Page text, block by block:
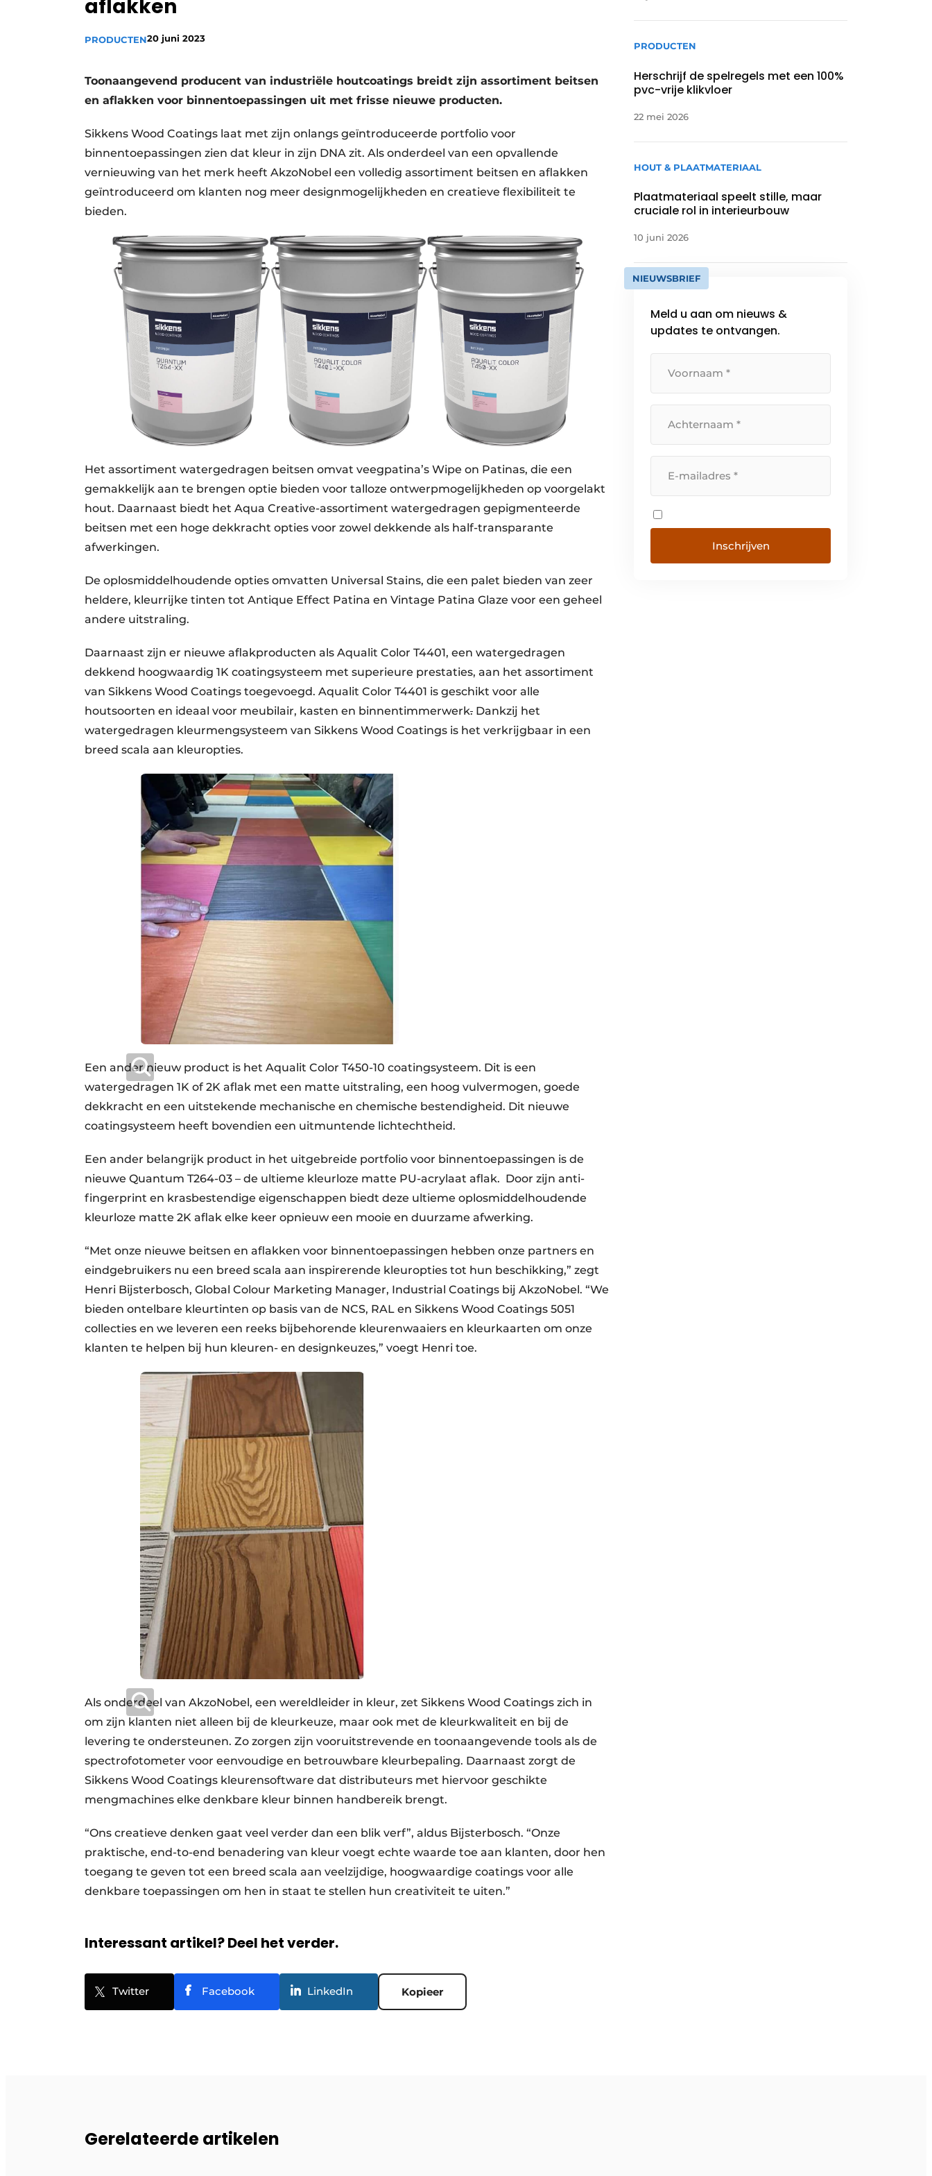
Vacatures
Video’s
aflakken
PRODUCTEN20 juni 2023
Toonaangevend producent van industriële houtcoatings breidt zijn assortiment beitsen
en aflakken voor binnentoepassingen uit met frisse nieuwe producten.
Sikkens Wood Coatings laat met zijn onlangs geïntroduceerde portfolio voor
binnentoepassingen zien dat kleur in zijn DNA zit. Als onderdeel van een opvallende
vernieuwing van het merk heeft AkzoNobel een volledig assortiment beitsen en aflakken
geïntroduceerd om klanten nog meer designmogelijkheden en creatieve flexibiliteit te
bieden.
Het assortiment watergedragen beitsen omvat veegpatina’s Wipe on Patinas, die een
gemakkelijk aan te brengen optie bieden voor talloze ontwerpmogelijkheden op voorgelakt
hout. Daarnaast biedt het Aqua Creative-assortiment watergedragen gepigmenteerde
beitsen met een hoge dekkracht opties voor zowel dekkende als half-transparante
afwerkingen.
De oplosmiddelhoudende opties omvatten Universal Stains, die een palet bieden van zeer
heldere, kleurrijke tinten tot Antique Effect Patina en Vintage Patina Glaze voor een geheel
andere uitstraling.
Daarnaast zijn er nieuwe aflakproducten als Aqualit Color T4401, een watergedragen
dekkend hoogwaardig 1K coatingsysteem met superieure prestaties, aan het assortiment
van Sikkens Wood Coatings toegevoegd. Aqualit Color T4401 is geschikt voor alle
houtsoorten en ideaal voor meubilair, kasten en binnentimmerwerk. Dankzij het
watergedragen kleurmengsysteem van Sikkens Wood Coatings is het verkrijgbaar in een
breed scala aan kleuropties.
Een ander nieuw product is het Aqualit Color T450-10 coatingsysteem. Dit is een
watergedragen 1K of 2K aflak met een matte uitstraling, een hoog vulvermogen, goede
dekkracht en een uitstekende mechanische en chemische bestendigheid. Dit nieuwe
coatingsysteem heeft bovendien een uitmuntende lichtechtheid.
Een ander belangrijk product in het uitgebreide portfolio voor binnentoepassingen is de
nieuwe Quantum T264-03 – de ultieme kleurloze matte PU-acrylaat aflak. Door zijn anti-
fingerprint en krasbestendige eigenschappen biedt deze ultieme oplosmiddelhoudende
kleurloze matte 2K aflak elke keer opnieuw een mooie en duurzame afwerking.
“Met onze nieuwe beitsen en aflakken voor binnentoepassingen hebben onze partners en
eindgebruikers nu een breed scala aan inspirerende kleuropties tot hun beschikking,” zegt
Henri Bijsterbosch, Global Colour Marketing Manager, Industrial Coatings bij AkzoNobel. “We
bieden ontelbare kleurtinten op basis van de NCS, RAL en Sikkens Wood Coatings 5051
collecties en we leveren een reeks bijbehorende kleurenwaaiers en kleurkaarten om onze
klanten te helpen bij hun kleuren- en designkeuzes,” voegt Henri toe.
Als onderdeel van AkzoNobel, een wereldleider in kleur, zet Sikkens Wood Coatings zich in
om zijn klanten niet alleen bij de kleurkeuze, maar ook met de kleurkwaliteit en bij de
levering te ondersteunen. Zo zorgen zijn vooruitstrevende en toonaangevende tools als de
spectrofotometer voor eenvoudige en betrouwbare kleurbepaling. Daarnaast zorgt de
Sikkens Wood Coatings kleurensoftware dat distributeurs met hiervoor geschikte
mengmachines elke denkbare kleur binnen handbereik brengt.
“Ons creatieve denken gaat veel verder dan een blik verf”, aldus Bijsterbosch. “Onze
praktische, end-to-end benadering van kleur voegt echte waarde toe aan klanten, door hen
toegang te geven tot een breed scala aan veelzijdige, hoogwaardige coatings voor alle
denkbare toepassingen om hen in staat te stellen hun creativiteit te uiten.”
Interessant artikel? Deel het verder.
Twitter Facebook LinkedIn Kopieer
PRODUCTEN
Herschrijf de spelregels met een 100%
pvc-vrije klikvloer
22 mei 2026
HOUT & PLAATMATERIAAL
Plaatmateriaal speelt stille, maar
cruciale rol in interieurbouw
10 juni 2026
NIEUWSBRIEF
Meld u aan om nieuws &
updates te ontvangen.
Gerelateerde artikelen